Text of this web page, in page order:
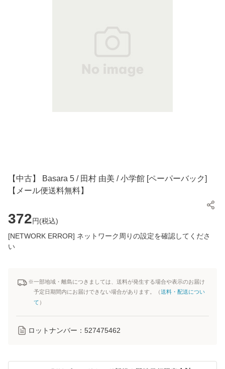
【中古】 Basara 5 / 田村 由美 / 小学館 [ペーパーバック]
【メール便送料無料】
372円(税込)
[NETWORK ERROR] ネットワーク周りの設定を確認してくださ
い
※一部地域・離島につきましては、送料が発生する場合や表示のお届け
予定日期間内にお届けできない場合があります。（送料・配送につい
て ）
ロットナンバー： 527475462